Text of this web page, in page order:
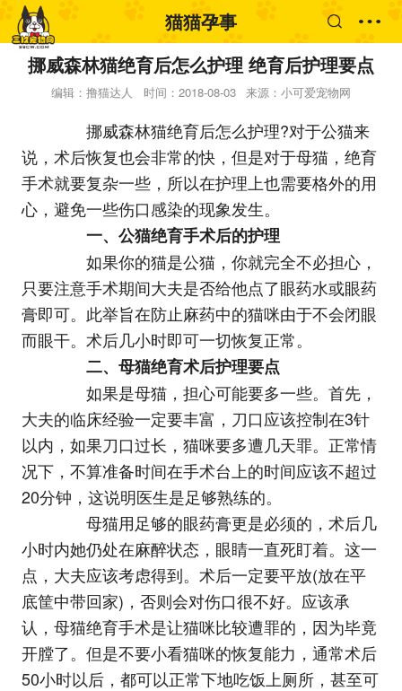
猫猫孕事
挪威森林猫绝育后怎么护理 绝育后护理要点
编辑：撸猫达人 时间：2018-08-03 来源：小可爱宠物网
挪威森林猫绝育后怎么护理?对于公猫来
说，术后恢复也会非常的快，但是对于母猫，绝育
手术就要复杂一些，所以在护理上也需要格外的用
心，避免一些伤口感染的现象发生。
一、公猫绝育手术后的护理
如果你的猫是公猫，你就完全不必担心，
只要注意手术期间大夫是否给他点了眼药水或眼药
膏即可。此举旨在防止麻药中的猫咪由于不会闭眼
而眼干。术后几小时即可一切恢复正常。
二、母猫绝育术后护理要点
如果是母猫，担心可能要多一些。首先，
大夫的临床经验一定要丰富，刀口应该控制在3针
以内，如果刀口过长，猫咪要多遭几天罪。正常情
况下，不算准备时间在手术台上的时间应该不超过
20分钟，这说明医生是足够熟练的。
母猫用足够的眼药膏更是必须的，术后几
小时内她仍处在麻醉状态，眼睛一直死盯着。这一
点，大夫应该考虑得到。术后一定要平放(放在平
底筐中带回家)，否则会对伤口很不好。应该承
认，母猫绝育手术是让猫咪比较遭罪的，因为毕竟
开膛了。但是不要小看猫咪的恢复能力，通常术后
50小时以后，都可以正常下地吃饭上厕所，甚至可